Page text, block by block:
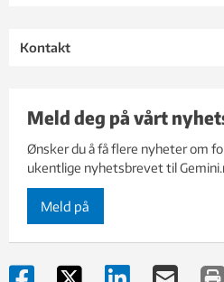
Kontakt
Meld deg på vårt
Ønsker du å få flere nyheter om
ukentlige nyhetsbrevet til
Meld på